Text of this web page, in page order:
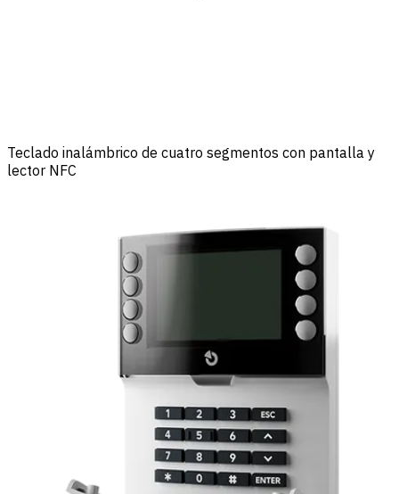
Teclado inalámbrico de cuatro segmentos con pantalla y
lector NFC